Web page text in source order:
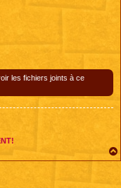
les fichiers joints à ce